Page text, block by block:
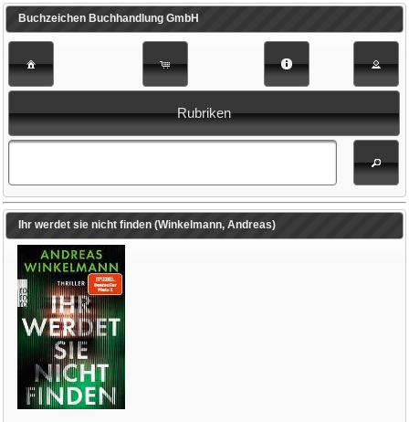
Buchzeichen Buchhandlung GmbH
Rubriken
Ihr werdet sie nicht finden (Winkelmann, Andreas)